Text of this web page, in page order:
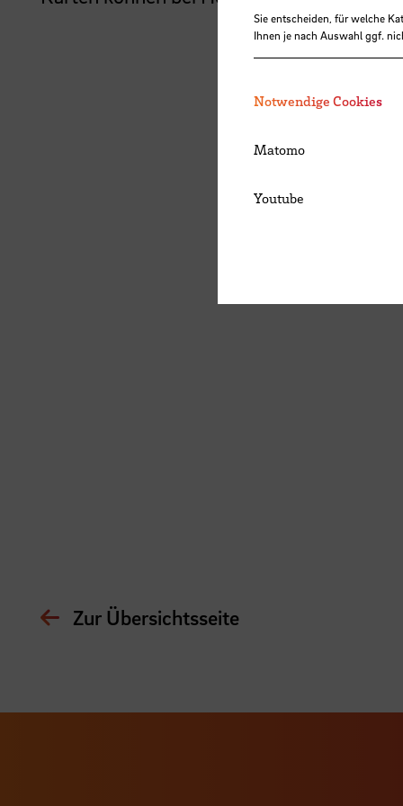
Zur Übersichtsseite
Sie entscheiden, für welche
Ihnen je nach Auswahl ggf.
Notwendige Cookies
Matomo
Youtube